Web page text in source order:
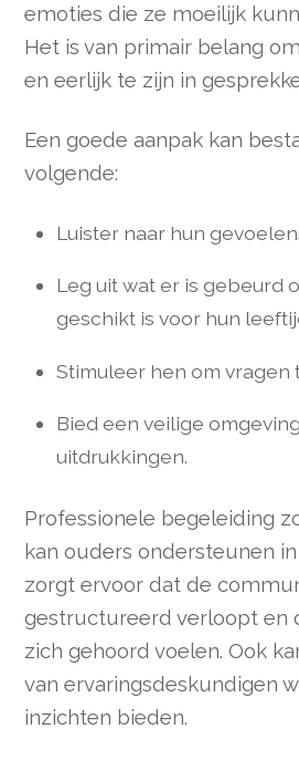
emoties die ze moeilijk
Het is van primair belang
en eerlijk te zijn in
Een goede aanpak kan
volgende:
Luister naar hun
Leg uit wat er is gebeurd
geschikt is voor hun
Stimuleer hen om vragen
Bied een veilige
uitdrukkingen.
Professionele begeleiding
kan ouders ondersteunen
zorgt ervoor dat de
gestructureerd verloopt en
zich gehoord voelen. Ook
van ervaringsdeskundigen
inzichten bieden.